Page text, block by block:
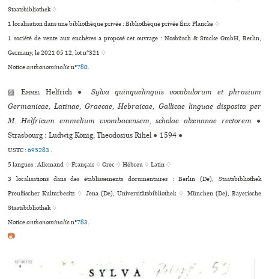
Staatsbibliothek ♢
1 localisation dans une bibliothèque privée : Bibliothèque privée Éric Plancke ♢
1 société de vente aux enchères a proposé cet ouvrage : Nosbüsch & Stucke GmbH, Berlin,
Germany, le 2021 05 12, lot n°321 ♢
Noticeanthonominalien°780.
▨Emmel Helfrich ●
Sylva quinquelinguis vocabulorum et phrasium
Germanicae, Latinae, Graecae, Hebraicae, Gallicae linguae disposita per
M. Helfricum emmelium vvombacensem, scholae alzenanae rectorem
●
Strasbourg : Ludwig König, Theodosius Rihel ● 1594 ●
USTC :695283.
5 langues :Allemand ♢Français ♢Grec ♢Hébreu ♢Latin ♢
3 localisations dans des établissements documentaires : Berlin (De), Staatsbibliothek
Preußischer Kulturbesitz ♢ Jena (De), Universitätsbibliothek ♢ München (De), Bayerische
Staatsbibliothek ♢
Noticeanthonominalien°783.
📷